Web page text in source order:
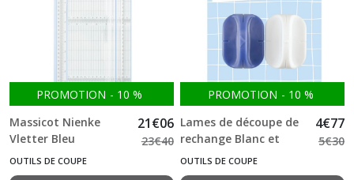
PROMOTION - 10 %
Massicot Nienke
Vletter Bleu
30.5*15cm
21€06
23€40
OUTILS DE COUPE
PROMOTION - 10 %
Lames de découpe de
rechange Blanc et
rainurage pour
massicot Nienke
4€77
5€30
OUTILS DE COUPE